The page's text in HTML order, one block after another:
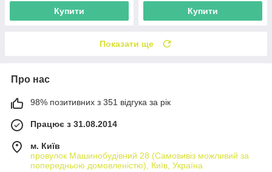
Купити Купити
Показати ще
Про нас
98% позитивних з 351 відгука за рік
Працює з 31.08.2014
м. Київ
провулок Машинобудівний 28 (Самовивіз можливий за
попередньою домовленістю), Київ, Україна